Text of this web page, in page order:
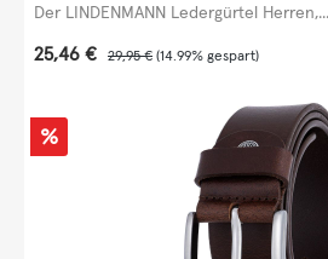
Der LINDENMANN Ledergürtel Herren,...
Verkaufspreis:
25,46 € Regulärer Preis:
29,95 € (14.99% gespart)
Rabatt
%